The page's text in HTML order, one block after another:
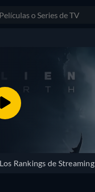
Los Rankings de Streaming